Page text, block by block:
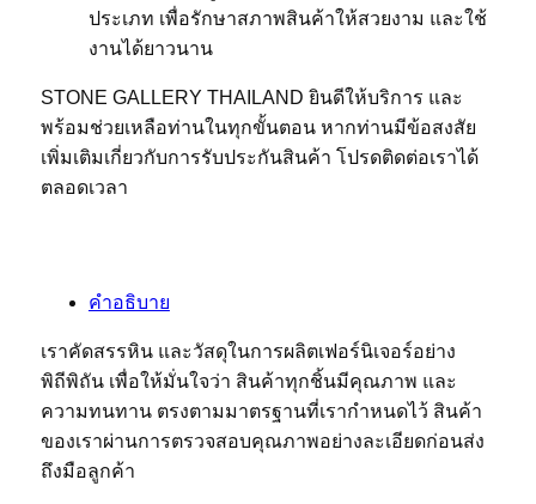
ประเภท เพื่อรักษาสภาพสินค้าให้สวยงาม และใช้
งานได้ยาวนาน
STONE GALLERY THAILAND ยินดีให้บริการ และ
พร้อมช่วยเหลือท่านในทุกขั้นตอน หากท่านมีข้อสงสัย
เพิ่มเติมเกี่ยวกับการรับประกันสินค้า โปรดติดต่อเราได้
ตลอดเวลา
คำอธิบาย
เราคัดสรรหิน และวัสดุในการผลิตเฟอร์นิเจอร์อย่าง
พิถีพิถัน เพื่อให้มั่นใจว่า สินค้าทุกชิ้นมีคุณภาพ และ
ความทนทาน ตรงตามมาตรฐานที่เรากำหนดไว้ สินค้า
ของเราผ่านการตรวจสอบคุณภาพอย่างละเอียดก่อนส่ง
ถึงมือลูกค้า